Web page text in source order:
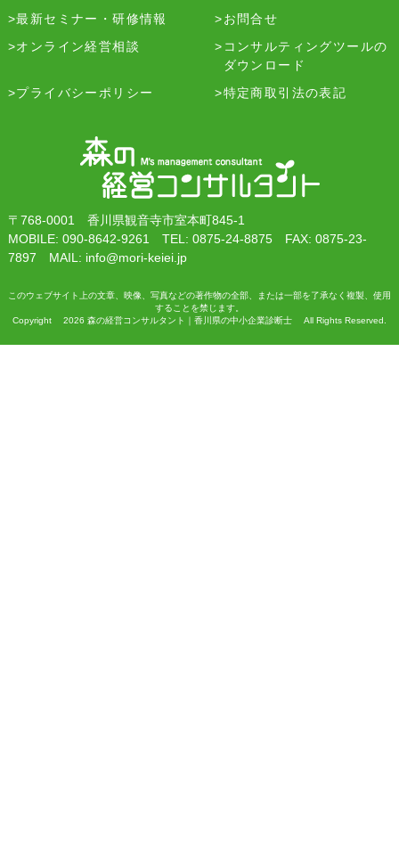
最新セミナー・研修情報
お問合せ
オンライン経営相談
コンサルティングツールの
ダウンロード
プライバシーポリシー
特定商取引法の表記
〒768-0001 香川県観音寺市室本町845-1
MOBILE: 090-8642-9261 TEL: 0875-24-8875 FAX: 0875-23-
7897 MAIL: info@mori-keiei.jp
このウェブサイト上の文章、映像、写真などの著作物の全部、または一部を了承なく複製、使用
することを禁じます。
Copyright 2026 森の経営コンサルタント｜香川県の中小企業診断士 All Rights Reserved.